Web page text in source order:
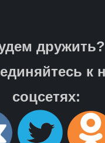
дружить?
к
соцсетях: